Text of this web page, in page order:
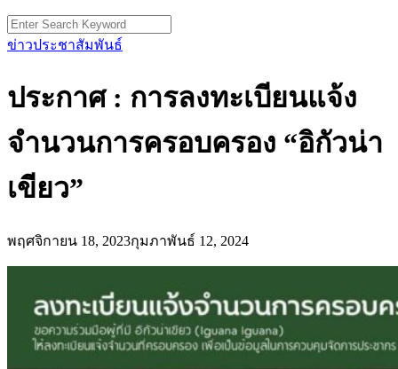
Search
for:
ข่าวประชาสัมพันธ์
ประกาศ : การลงทะเบียนแจ้ง
จำนวนการครอบครอง “อิกัวน่า
เขียว”
พฤศจิกายน 18, 2023กุมภาพันธ์ 12, 2024